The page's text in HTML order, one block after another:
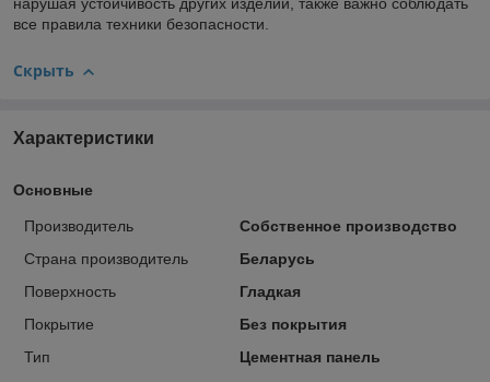
нарушая устойчивость других изделий, также важно соблюдать
все правила техники безопасности.
Скрыть
Характеристики
Основные
Производитель
Собственное производство
Страна производитель
Беларусь
Поверхность
Гладкая
Покрытие
Без покрытия
Тип
Цементная панель